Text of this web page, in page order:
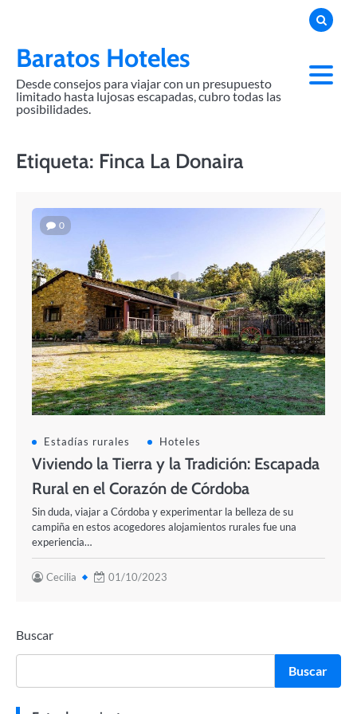
contentBaratos Hoteles
Desde consejos para viajar con un presupuesto
limitado hasta lujosas escapadas, cubro todas las
posibilidades.
Etiqueta: Finca La Donaira
0
Estadías rurales Hoteles
Viviendo la Tierra y la Tradición: Escapada
Rural en el Corazón de Córdoba
Sin duda, viajar a Córdoba y experimentar la belleza de su
campiña en estos acogedores alojamientos rurales fue una
experiencia…
Cecilia 01/10/2023
Buscar
Buscar